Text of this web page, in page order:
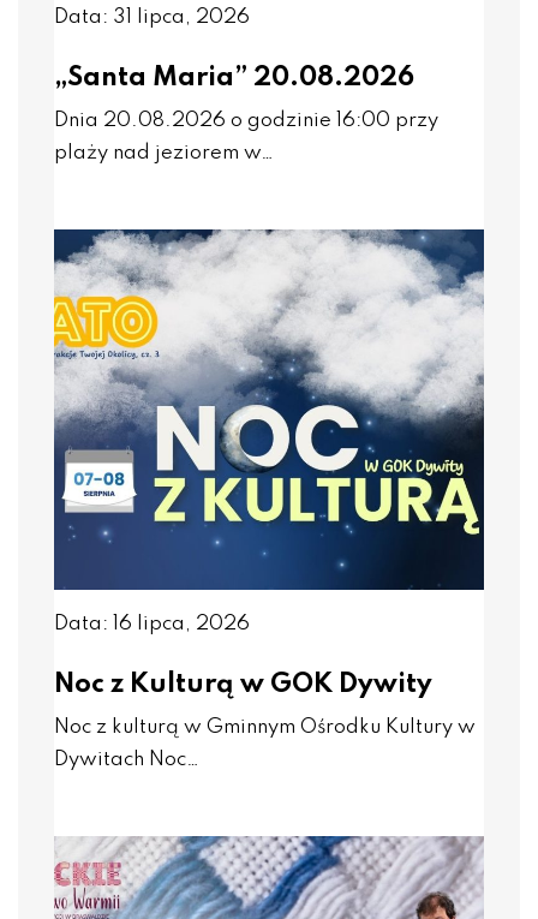
Data: 31 lipca, 2026
„Santa Maria” 20.08.2026
Dnia 20.08.2026 o godzinie 16:00 przy
plaży nad jeziorem w…
Data: 16 lipca, 2026
Noc z Kulturą w GOK Dywity
Noc z kulturą w Gminnym Ośrodku Kultury w
Dywitach Noc…